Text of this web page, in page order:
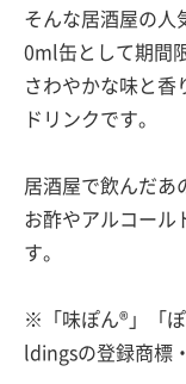
そんな居酒屋の人
0ml缶として期間
さわやかな味と香
ドリンクです。
居酒屋で飲んだあ
お酢やアルコール
す。
※「味ぽん®」「
ldingsの登録商標